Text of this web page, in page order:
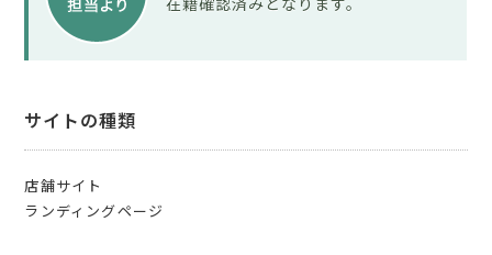
サイトの種類
店舗サイト
ランディングページ